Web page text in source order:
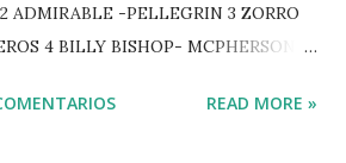
ADMIRABLE -PELLEGRIN 3 ZORRO
4 BILLY BISHOP- MCPHERSON 5
M WHITAKER 8 SILVANA DU
READ MORE »